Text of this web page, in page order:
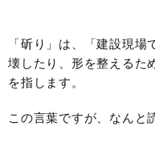
「斫り」は、「建設現
壊したり、形を整えるた
を指します。
この言葉ですが、なんと